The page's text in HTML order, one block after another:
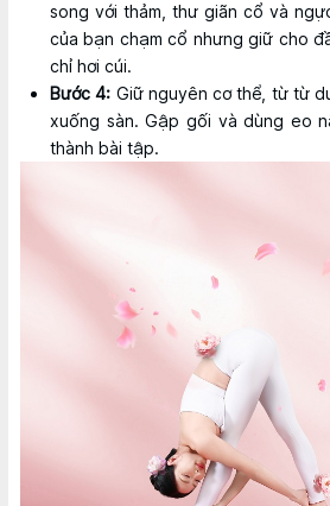
song với thảm, thư giãn cổ và
của bạn chạm cổ nhưng giữ cho
chỉ hơi cúi.
Bước 4: Giữ nguyên cơ thể, từ từ
xuống sàn. Gập gối và dùng eo
thành bài tập.